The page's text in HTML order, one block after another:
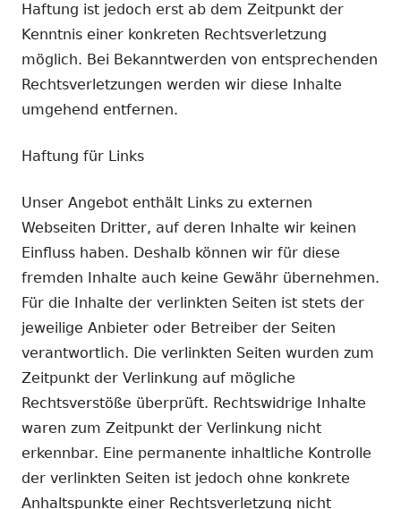
Haftung ist jedoch erst ab dem Zeitpunkt der
Kenntnis einer konkreten Rechtsverletzung
möglich. Bei Bekanntwerden von entsprechenden
Rechtsverletzungen werden wir diese Inhalte
umgehend entfernen.
Haftung für Links
Unser Angebot enthält Links zu externen
Webseiten Dritter, auf deren Inhalte wir keinen
Einfluss haben. Deshalb können wir für diese
fremden Inhalte auch keine Gewähr übernehmen.
Für die Inhalte der verlinkten Seiten ist stets der
jeweilige Anbieter oder Betreiber der Seiten
verantwortlich. Die verlinkten Seiten wurden zum
Zeitpunkt der Verlinkung auf mögliche
Rechtsverstöße überprüft. Rechtswidrige Inhalte
waren zum Zeitpunkt der Verlinkung nicht
erkennbar. Eine permanente inhaltliche Kontrolle
der verlinkten Seiten ist jedoch ohne konkrete
Anhaltspunkte einer Rechtsverletzung nicht